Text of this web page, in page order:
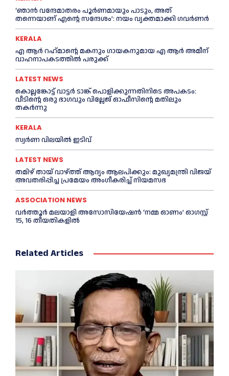
‘ഞാൻ വന്ദേമാതരം പൂര്‍ണമായും പാടും, അത്
തന്നെയാണ് എന്റെ സന്ദേശം’: നയം വ്യക്തമാക്കി ഗവര്‍ണര്‍
KERALA
എ ആര്‍ റഹ്‌മാന്റെ മകനും ഗായകനുമായ എ ആര്‍ അമീന്
വാഹനാപകടത്തില്‍ പരുക്ക്
LATEST NEWS
കൊല്ലങ്കോട്ട് വാട്ടര്‍ ടാങ്ക് പൊളിക്കുന്നതിനിടെ അപകടം:
വീടിന്റെ ഒരു ഭാഗവും വില്ലേജ് ഓഫീസിന്റെ മതിലും
തകര്‍ന്നു
KERALA
സ്വ‍‍ർണ വിലയില്‍ ഇടിവ്
LATEST NEWS
തമിഴ് തായ് വാഴ്ത്ത് ആദ്യം ആലപിക്കും: മുഖ്യമന്ത്രി വിജയ്
അവതരിപ്പിച്ച പ്രമേയം അംഗീകരിച്ച്‌ നിയമസഭ
ASSOCIATION NEWS
വർത്തൂർ മലയാളി അസോസിയേഷന്‍ ‘നമ്മ ഓണം’ ഓഗസ്റ്റ്
15, 16 തീയതികളിൽ
Related Articles